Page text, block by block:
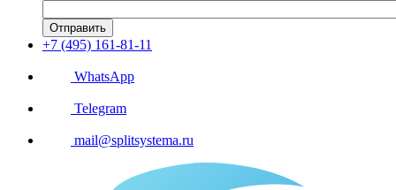
Отправить
+7 (495) 161-81-11
WhatsApp
Telegram
mail@splitsystema.ru